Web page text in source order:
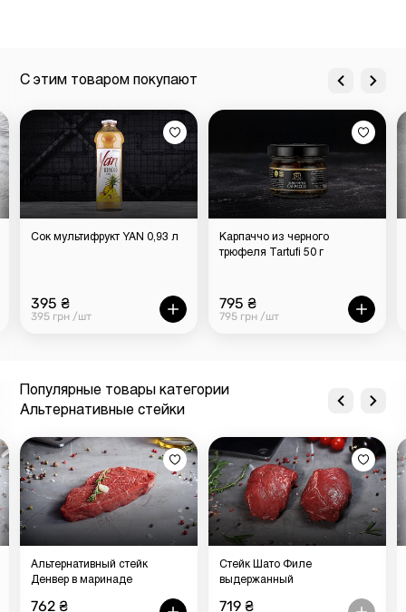
С этим товаром покупают
Сок мультифрукт YAN 0,93 л
395 ₴
395 грн /шт
Карпаччо из черного
трюфеля Tartufi 50 г
795 ₴
795 грн /шт
Популярные товары категории
Альтернативные стейки
Альтернативный стейк
Денвер в маринаде
762 ₴
Стейк Шато Филе
выдержанный
719 ₴